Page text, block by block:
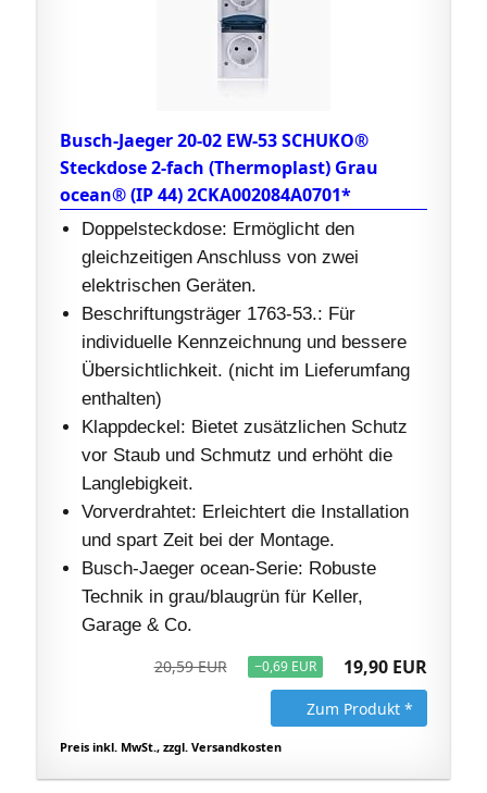
Busch-Jaeger 20-02 EW-53 SCHUKO®
Steckdose 2-fach (Thermoplast) Grau
ocean® (IP 44) 2CKA002084A0701*
Doppelsteckdose: Ermöglicht den
gleichzeitigen Anschluss von zwei
elektrischen Geräten.
Beschriftungsträger 1763-53.: Für
individuelle Kennzeichnung und bessere
Übersichtlichkeit. (nicht im Lieferumfang
enthalten)
Klappdeckel: Bietet zusätzlichen Schutz
vor Staub und Schmutz und erhöht die
Langlebigkeit.
Vorverdrahtet: Erleichtert die Installation
und spart Zeit bei der Montage.
Busch-Jaeger ocean-Serie: Robuste
Technik in grau/blaugrün für Keller,
Garage & Co.
20,59 EUR −0,69 EUR 19,90 EUR
Zum Produkt *
Preis inkl. MwSt., zzgl. Versandkosten